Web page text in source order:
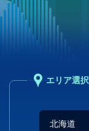
エリア選択